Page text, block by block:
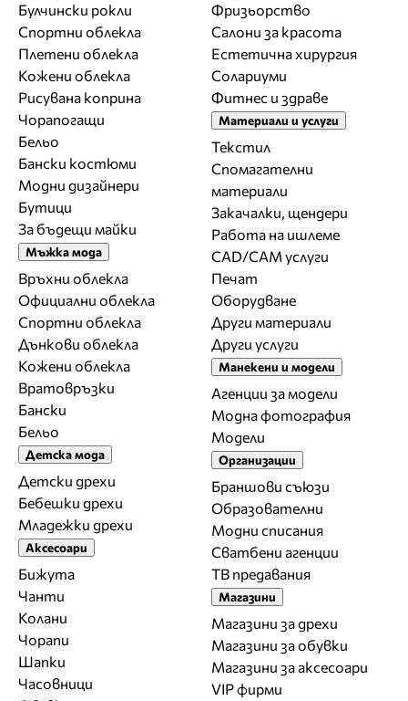
Булчински рокли
Спортни облекла
Плетени облекла
Кожени облекла
Рисувана коприна
Чорапогащи
Бельо
Бански костюми
Модни дизайнери
Бутици
За бъдещи майки
Мъжка мода
Връхни облекла
Официални облекла
Спортни облекла
Дънкови облекла
Кожени облекла
Вратовръзки
Бански
Бельо
Детска мода
Детски дрехи
Бебешки дрехи
Младежки дрехи
Аксесоари
Бижута
Чанти
Колани
Чорапи
Шапки
Часовници
Фризьорство
Салони за красота
Естетична хирургия
Солариуми
Фитнес и здраве
Материали и услуги
Текстил
Спомагателни
материали
Закачалки, щендери
Работа на ишлеме
CAD/CAM услуги
Печат
Оборудване
Други материали
Други услуги
Манекени и модели
Агенции за модели
Модна фотография
Модели
Организации
Браншови съюзи
Образователни
Модни списания
Сватбени агенции
ТВ предавания
Магазини
Магазини за дрехи
Магазини за обувки
Магазини за aксесоари
VIP фирми